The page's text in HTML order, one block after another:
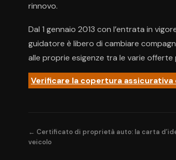
rinnovo.
Dal 1 gennaio 2013 con l’entrata in
guidatore è libero di cambiare
alle proprie esigenze tra le varie
Verificare la copertura
← Certificato di proprietà auto: la carta
veicolo